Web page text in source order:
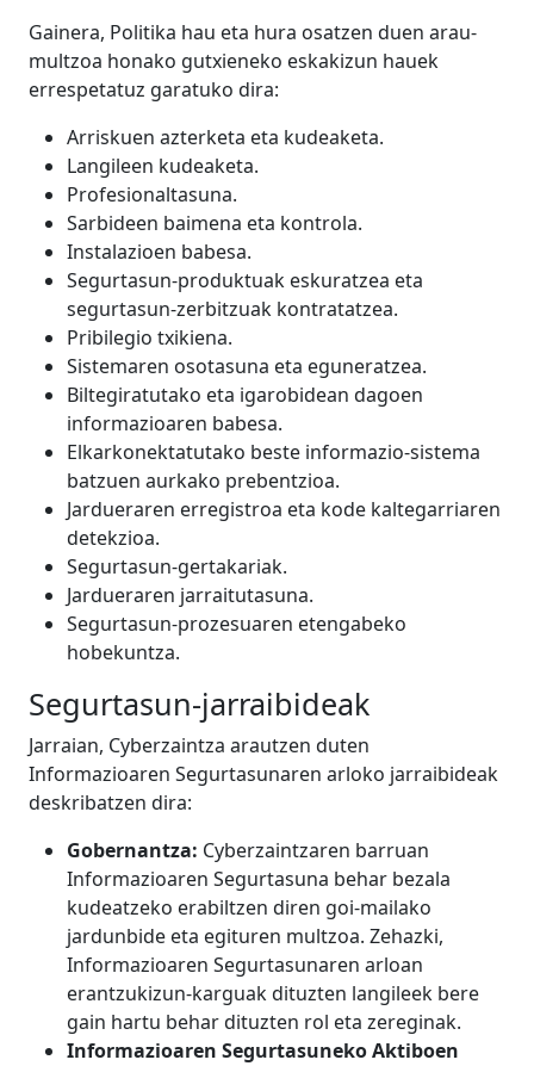
Gainera, Politika hau eta hura osatzen duen arau-
multzoa honako gutxieneko eskakizun hauek
errespetatuz garatuko dira:
Arriskuen azterketa eta kudeaketa.
Langileen kudeaketa.
Profesionaltasuna.
Sarbideen baimena eta kontrola.
Instalazioen babesa.
Segurtasun-produktuak eskuratzea eta
segurtasun-zerbitzuak kontratatzea.
Pribilegio txikiena.
Sistemaren osotasuna eta eguneratzea.
Biltegiratutako eta igarobidean dagoen
informazioaren babesa.
Elkarkonektatutako beste informazio-sistema
batzuen aurkako prebentzioa.
Jardueraren erregistroa eta kode kaltegarriaren
detekzioa.
Segurtasun-gertakariak.
Jardueraren jarraitutasuna.
Segurtasun-prozesuaren etengabeko
hobekuntza.
Segurtasun-jarraibideak
Jarraian, Cyberzaintza arautzen duten
Informazioaren Segurtasunaren arloko jarraibideak
deskribatzen dira:
Gobernantza: Cyberzaintzaren barruan
Informazioaren Segurtasuna behar bezala
kudeatzeko erabiltzen diren goi-mailako
jardunbide eta egituren multzoa. Zehazki,
Informazioaren Segurtasunaren arloan
erantzukizun-karguak dituzten langileek bere
gain hartu behar dituzten rol eta zereginak.
Informazioaren Segurtasuneko Aktiboen